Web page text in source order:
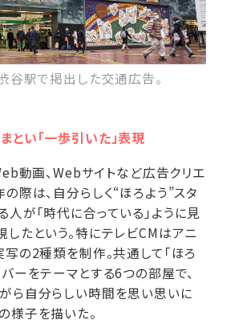
谷駅で掲出した交通広告。
とい「一歩引いた」表現
動画、Webサイトなど広告クリエ
際は、自分らしく“ほろよう”スタ
人が「時代に合っている」ように見
したという。特にテレビCMはアニ
写の2種類を制作。共通して「ほろ
バーをテーマとする6つの部屋で、
ら自分らしい時間を思い思いに
様子を描いた。